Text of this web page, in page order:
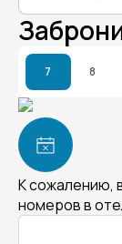
7 8
К сожалению,
номеров в